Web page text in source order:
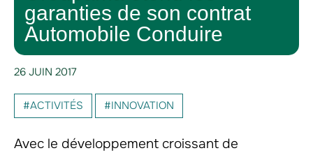
garanties de son contrat
Automobile Conduire
26 JUIN 2017
#ACTIVITÉS #INNOVATION
Avec le développement croissant de